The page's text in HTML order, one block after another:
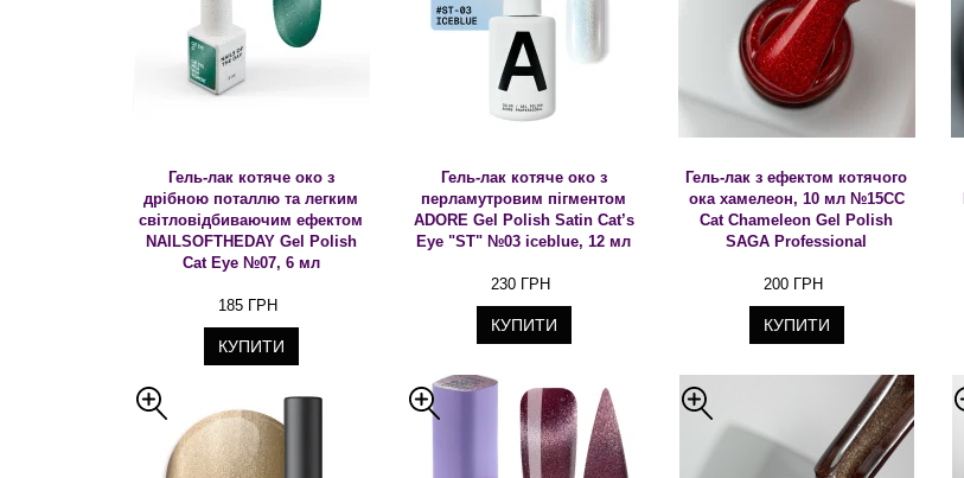
Гель-лак котяче око з
дрібною поталлю та легким
світловідбиваючим ефектом
NAILSOFTHEDAY Gel Polish
Cat Eye №07, 6 мл
185 ГРН
КУПИТИ
Гель-лак котяче око з
перламутровим пігментом
ADORE Gel Polish Satin Cat’s
Eye "ST" №03 iceblue, 12 мл
230 ГРН
КУПИТИ
Гель-лак з ефектом котячого
ока хамелеон, 10 мл №15CC
Cat Chameleon Gel Polish
SAGA Professional
200 ГРН
КУПИТИ